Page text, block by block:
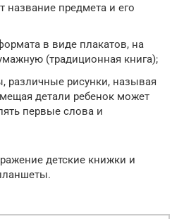
название предмета и его
в виде плакатов, на
(традиционная книга);
различные рисунки, называя
детали ребенок может
первые слова и
детские книжки и